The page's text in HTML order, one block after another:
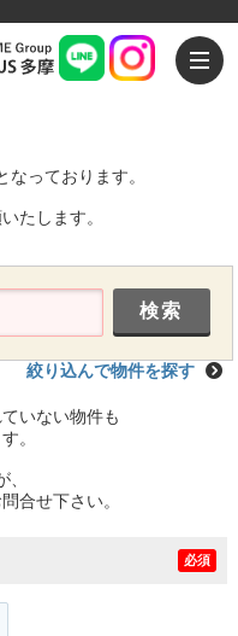
っております。
たします。
絞り込んで物件を探す
いない物件も
。
合せ下さい。
必須